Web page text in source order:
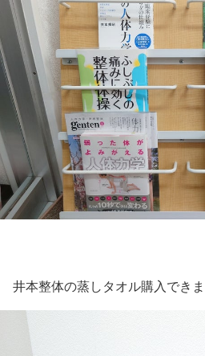
井本整体の蒸しタオル購入できま